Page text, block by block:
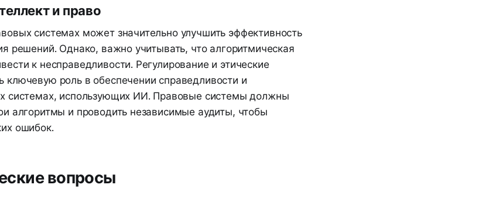
и право
системах может значительно улучшить эффективность
решений. Однако, важно учитывать, что алгоритмическая
к несправедливости. Регулирование и этические
ключевую роль в обеспечении справедливости и
системах, использующих ИИ. Правовые системы должны
алгоритмы и проводить независимые аудиты, чтобы
ошибок.
вопросы